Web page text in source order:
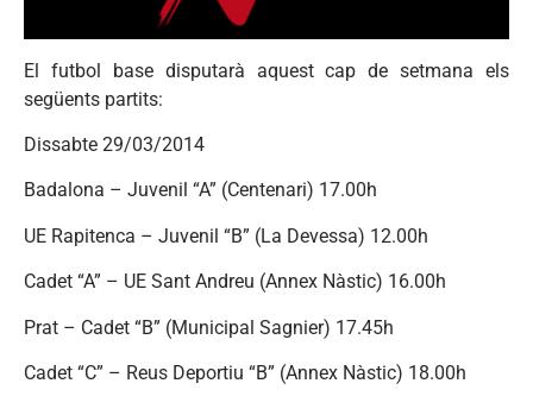
El futbol base disputarà aquest cap de setmana els
següents partits:
Dissabte 29/03/2014
Badalona – Juvenil “A” (Centenari) 17.00h
UE Rapitenca – Juvenil “B” (La Devessa) 12.00h
Cadet “A” – UE Sant Andreu (Annex Nàstic) 16.00h
Prat – Cadet “B” (Municipal Sagnier) 17.45h
Cadet “C” – Reus Deportiu “B” (Annex Nàstic) 18.00h